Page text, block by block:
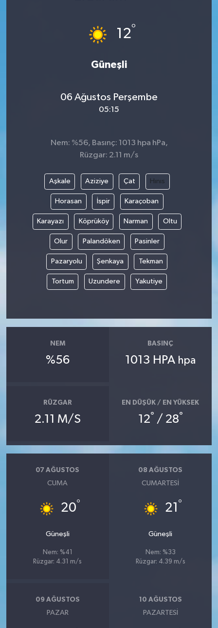
12°
Güneşli
06 Ağustos Perşembe
05:15
Nem: %56, Basınç: 1013 hpa hPa,
Rüzgar: 2.11 m/s
Aşkale Aziziye Çat Hınıs
Horasan İspir Karaçoban
Karayazı Köprüköy Narman Oltu
Olur Palandöken Pasinler
Pazaryolu Şenkaya Tekman
Tortum Uzundere Yakutiye
NEM
%56
BASINÇ
1013 HPA hpa
RÜZGAR
2.11 M/S
EN DÜŞÜK / EN YÜKSEK
12° / 28°
07 AĞUSTOS
CUMA
20°
Güneşli
Nem: %41
Rüzgar: 4.31 m/s
08 AĞUSTOS
CUMARTESI
21 °
Güneşli
Nem: %33
Rüzgar: 4.39 m/s
09 AĞUSTOS
PAZAR
10 AĞUSTOS
PAZARTESI
Korkut
Malazgirt
Varto